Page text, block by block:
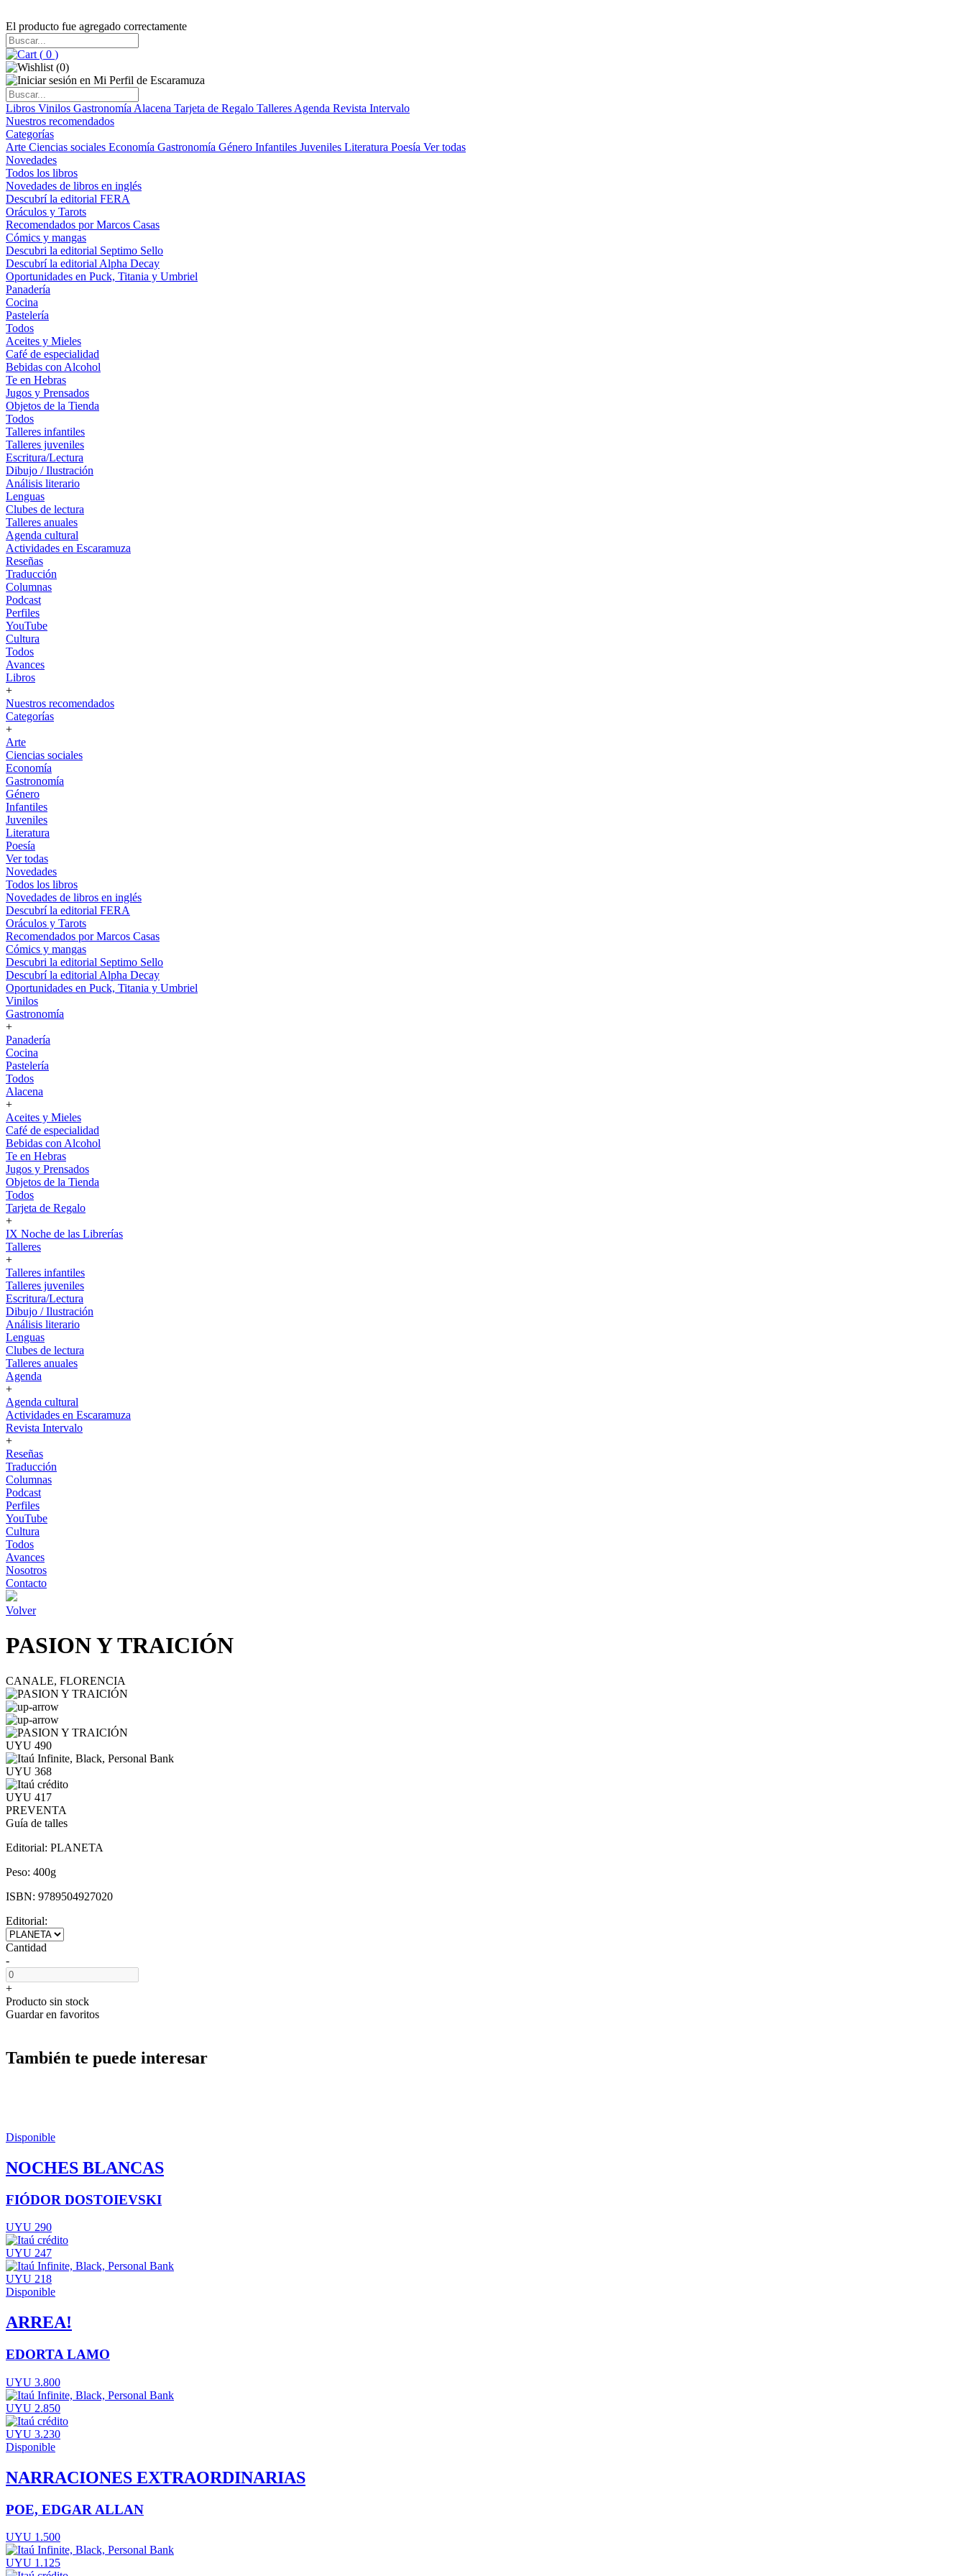
El producto fue agregado correctamente
( 0 )
(0)
Libros Vinilos Gastronomía Alacena Tarjeta de Regalo Talleres Agenda Revista Intervalo
Nuestros recomendados
Categorías
Arte Ciencias sociales Economía Gastronomía Género Infantiles Juveniles Literatura Poesía Ver todas
Novedades
Todos los libros
Novedades de libros en inglés
Descubrí la editorial FERA
Oráculos y Tarots
Recomendados por Marcos Casas
Cómics y mangas
Descubri la editorial Septimo Sello
Descubrí la editorial Alpha Decay
Oportunidades en Puck, Titania y Umbriel
Panadería
Cocina
Pastelería
Todos
Aceites y Mieles
Café de especialidad
Bebidas con Alcohol
Te en Hebras
Jugos y Prensados
Objetos de la Tienda
Todos
Talleres infantiles
Talleres juveniles
Escritura/Lectura
Dibujo / Ilustración
Análisis literario
Lenguas
Clubes de lectura
Talleres anuales
Agenda cultural
Actividades en Escaramuza
Reseñas
Traducción
Columnas
Podcast
Perfiles
YouTube
Cultura
Todos
Avances
Libros
+
Nuestros recomendados
Categorías
+
Arte
Ciencias sociales
Economía
Gastronomía
Género
Infantiles
Juveniles
Literatura
Poesía
Ver todas
Novedades
Todos los libros
Novedades de libros en inglés
Descubrí la editorial FERA
Oráculos y Tarots
Recomendados por Marcos Casas
Cómics y mangas
Descubri la editorial Septimo Sello
Descubrí la editorial Alpha Decay
Oportunidades en Puck, Titania y Umbriel
Vinilos
Gastronomía
+
Panadería
Cocina
Pastelería
Todos
Alacena
+
Aceites y Mieles
Café de especialidad
Bebidas con Alcohol
Te en Hebras
Jugos y Prensados
Objetos de la Tienda
Todos
Tarjeta de Regalo
+
IX Noche de las Librerías
Talleres
+
Talleres infantiles
Talleres juveniles
Escritura/Lectura
Dibujo / Ilustración
Análisis literario
Lenguas
Clubes de lectura
Talleres anuales
Agenda
+
Agenda cultural
Actividades en Escaramuza
Revista Intervalo
+
Reseñas
Traducción
Columnas
Podcast
Perfiles
YouTube
Cultura
Todos
Avances
Nosotros
Contacto
Volver
PASION Y TRAICIÓN
CANALE, FLORENCIA
UYU 490
UYU 368
UYU 417
PREVENTA
Guía de talles
Editorial: PLANETA
Peso: 400g
ISBN: 9789504927020
Editorial:
Cantidad
-
+
Producto sin stock
Guardar en favoritos
También te puede interesar
Disponible
NOCHES BLANCAS
FIÓDOR DOSTOIEVSKI
UYU 290
UYU 247
UYU 218
Disponible
ARREA!
EDORTA LAMO
UYU 3.800
UYU 2.850
UYU 3.230
Disponible
NARRACIONES EXTRAORDINARIAS
POE, EDGAR ALLAN
UYU 1.500
UYU 1.125